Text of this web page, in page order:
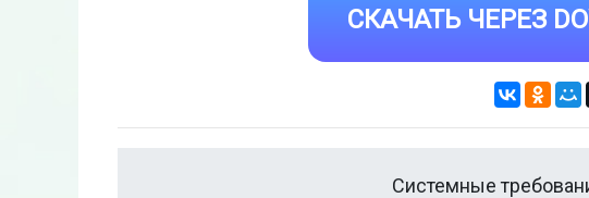
СКАЧАТЬ ЧЕРЕЗ
Системные